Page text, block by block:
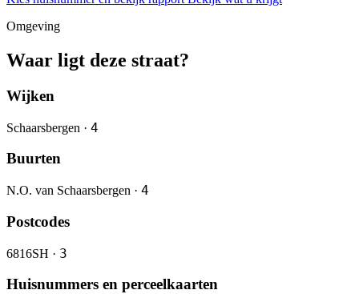
Omgeving
Waar ligt deze straat?
Wijken
Schaarsbergen · 4
Buurten
N.O. van Schaarsbergen · 4
Postcodes
6816SH · 3
Huisnummers en perceelkaarten